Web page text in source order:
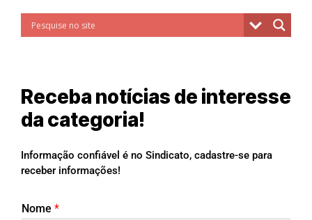
Receba notícias de interesse
da categoria!
Informação confiável é no Sindicato, cadastre-se para
receber informações!
Nome *